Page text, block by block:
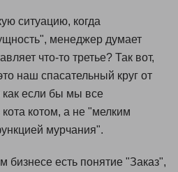
ситуацию, когда
менеджер думает
что-то третье? Так вот,
наш спасательный круг от
как если бы мы все
котом, а не "мелким
мурчания".
есть понятие "Заказ",